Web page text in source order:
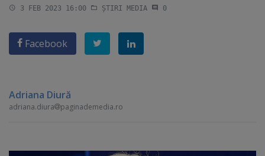
3 FEB 2023 16:00 ȘTIRI MEDIA 0
Facebook
Adriana Diură
adriana.diura paginademedia.ro